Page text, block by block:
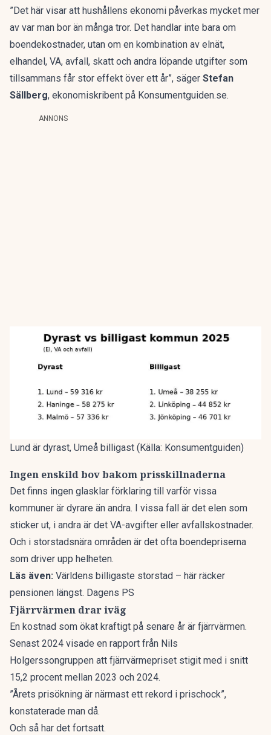
”Det här visar att hushållens ekonomi påverkas mycket mer
av var man bor än många tror. Det handlar inte bara om
boendekostnader, utan om en kombination av elnät,
elhandel, VA, avfall, skatt och andra löpande utgifter som
tillsammans får stor effekt över ett år”, säger Stefan
Sällberg, ekonomiskribent på Konsumentguiden.se.
ANNONS
Lund är dyrast, Umeå billigast (Källa: Konsumentguiden)
Ingen enskild bov bakom prisskillnaderna
Det finns ingen glasklar förklaring till varför vissa
kommuner är dyrare än andra. I vissa fall är det elen som
sticker ut, i andra är det VA-avgifter eller avfallskostnader.
Och i storstadsnära områden är det ofta boendepriserna
som driver upp helheten.
Läs även: Världens billigaste storstad – här räcker
pensionen längst. Dagens PS
Fjärrvärmen drar iväg
En kostnad som ökat kraftigt på senare år är fjärrvärmen.
Senast 2024 visade en rapport från Nils
Holgerssongruppen att fjärrvärmepriset stigit med i snitt
15,2 procent mellan 2023 och 2024.
”Årets prisökning är närmast ett rekord i prischock”,
konstaterade man då.
Och så har det fortsatt.